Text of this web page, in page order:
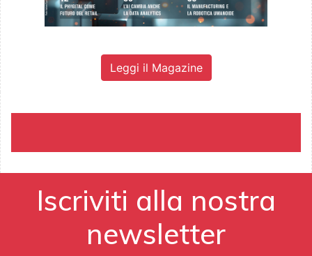
Leggi il Magazine
Iscriviti alla nostra
newsletter